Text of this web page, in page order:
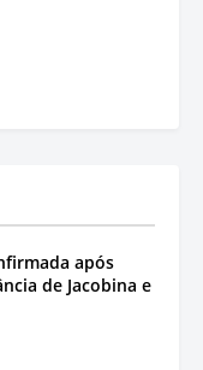
após
de Jacobina e